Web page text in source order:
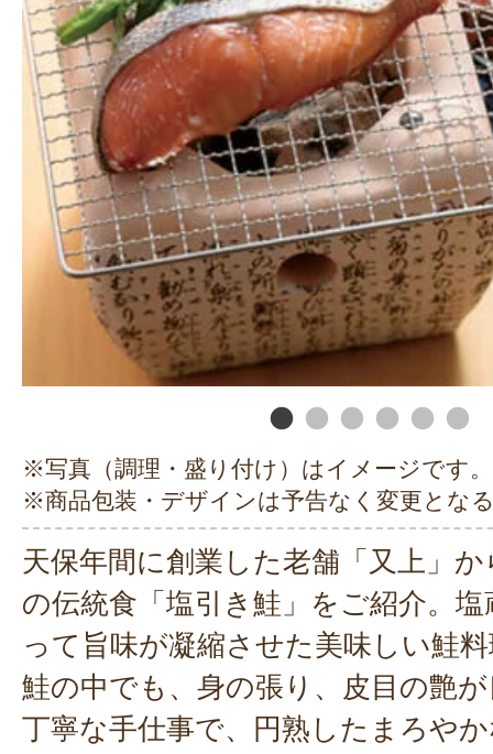
※写真（調理・盛り付け）はイメージです。
※商品包装・デザインは予告なく変更とな
天保年間に創業した老舗「又上」
の伝統食「塩引き鮭」をご紹介。
って旨味が凝縮させた美味しい鮭
鮭の中でも、身の張り、皮目の艶
丁寧な手仕事で、円熟したまろや